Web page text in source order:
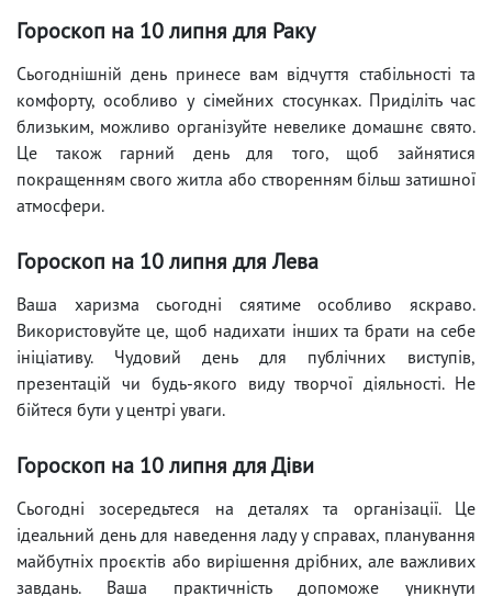
Гороскоп на 10 липня для Раку
Сьогоднішній день принесе вам відчуття стабільності та
комфорту, особливо у сімейних стосунках. Приділіть час
близьким, можливо організуйте невелике домашнє свято.
Це також гарний день для того, щоб зайнятися
покращенням свого житла або створенням більш затишної
атмосфери.
Гороскоп на 10 липня для Лева
Ваша харизма сьогодні сяятиме особливо яскраво.
Використовуйте це, щоб надихати інших та брати на себе
ініціативу. Чудовий день для публічних виступів,
презентацій чи будь-якого виду творчої діяльності. Не
бійтеся бути у центрі уваги.
Гороскоп на 10 липня для Діви
Сьогодні зосередьтеся на деталях та організації. Це
ідеальний день для наведення ладу у справах, планування
майбутніх проєктів або вирішення дрібних, але важливих
завдань. Ваша практичність допоможе уникнути